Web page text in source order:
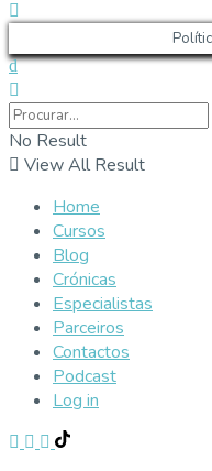
No Result
View All Result
Home
Cursos
Blog
Crónicas
Especialistas
Parceiros
Contactos
Podcast
Log in